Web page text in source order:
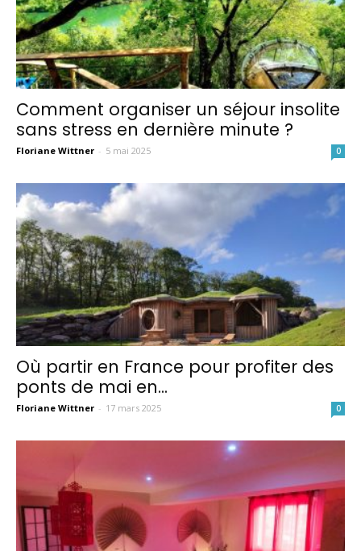
tourisme
insolite
Comment organiser un séjour insolite
sans stress en dernière minute ?
Floriane Wittner - 5 mai 2025 0
Où partir en France pour profiter des
ponts de mai en...
Floriane Wittner - 17 mars 2025 0